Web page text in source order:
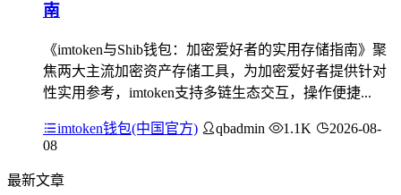
南
《imtoken与Shib钱包：加密爱好者的实用存储指南》聚
焦两大主流加密资产存储工具，为加密爱好者提供针对
性实用参考，imtoken支持多链生态交互，操作便捷...
imtoken钱包(中国官方) qbadmin 1.1K
2026-08-
08
最新文章